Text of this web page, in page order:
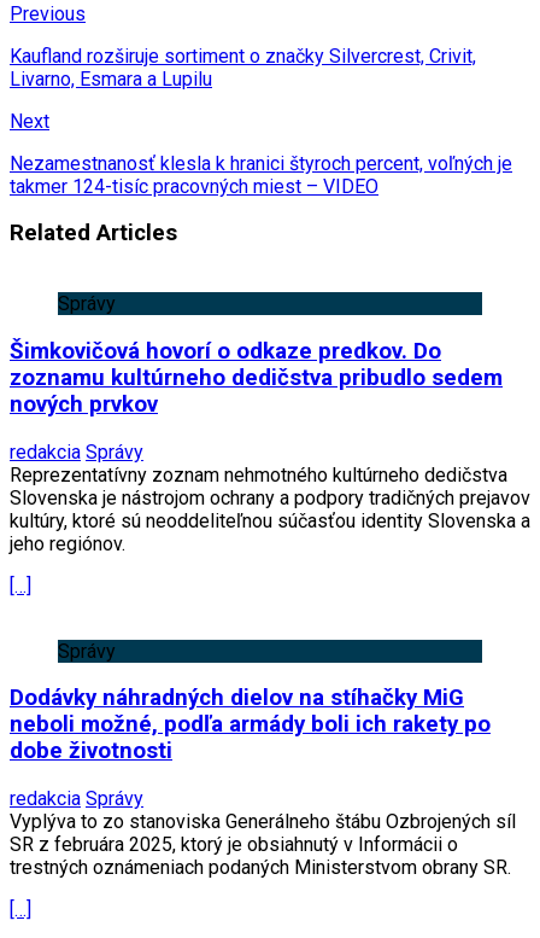
Previous
Kaufland rozširuje sortiment o značky Silvercrest, Crivit,
Livarno, Esmara a Lupilu
Next
Nezamestnanosť klesla k hranici štyroch percent, voľných je
takmer 124-tisíc pracovných miest – VIDEO
Related Articles
Správy
Šimkovičová hovorí o odkaze predkov. Do
zoznamu kultúrneho dedičstva pribudlo sedem
nových prvkov
redakcia Správy
Reprezentatívny zoznam nehmotného kultúrneho dedičstva
Slovenska je nástrojom ochrany a podpory tradičných prejavov
kultúry, ktoré sú neoddeliteľnou súčasťou identity Slovenska a
jeho regiónov.
[…]
Správy
Dodávky náhradných dielov na stíhačky MiG
neboli možné, podľa armády boli ich rakety po
dobe životnosti
redakcia Správy
Vyplýva to zo stanoviska Generálneho štábu Ozbrojených síl
SR z februára 2025, ktorý je obsiahnutý v Informácii o
trestných oznámeniach podaných Ministerstvom obrany SR.
[…]